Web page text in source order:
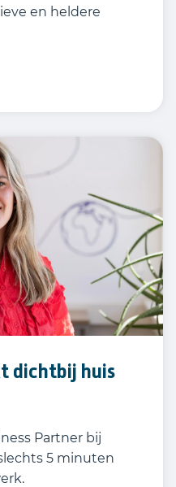
en heldere
dichtbij huis
Partner bij
5 minuten